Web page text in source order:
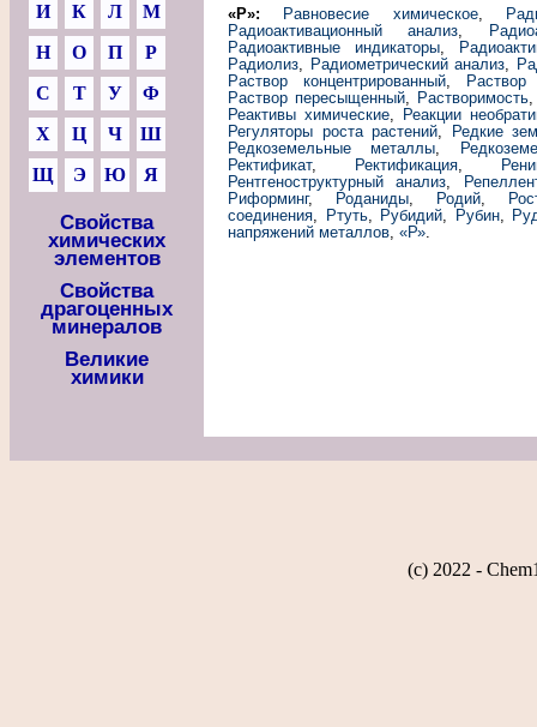
И
К Л
М
Н
О П
Р
С
Т У
Ф
Х
Ц Ч
Ш
Щ
Э Ю Я
Свойства
химических
элементов
Свойства
драгоценных
минералов
Великие
химики
«Р»: Равновесие химическое,
Радиоактивационный анализ,
Радиоактивные индикаторы,
Радиолиз, Радиометрический анализ,
Раствор концентрированный,
Раствор пересыщенный, Растворимость
Реактивы химические,
Реакции
Регуляторы роста растений,
Редкие
Редкоземельные металлы,
Ректификат, Ректификация,
Рентгеноструктурный анализ,
Риформинг, Роданиды, Родий,
соединения, Ртуть, Рубидий, Рубин,
напряжений металлов, «Р».
(c) 2022 -